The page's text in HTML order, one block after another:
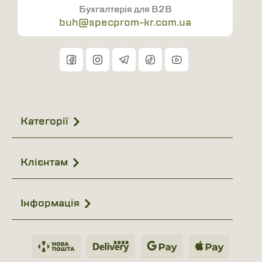
Бухгалтерія для B2B
buh@specprom-kr.com.ua
Категорії
Клієнтам
Інформація